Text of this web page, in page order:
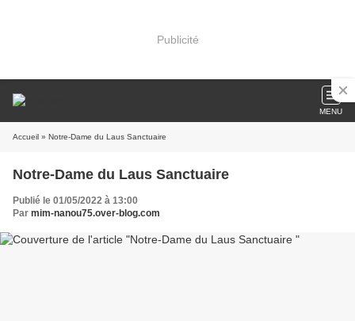
Publicité
MENU
Accueil » Notre-Dame du Laus Sanctuaire
Notre-Dame du Laus Sanctuaire
Publié le 01/05/2022 à 13:00
Par mim-nanou75.over-blog.com